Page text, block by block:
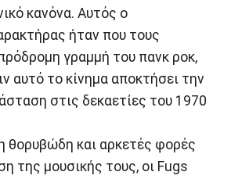
κανόνα. Αυτός ο
ήταν που τους
γραμμή του πανκ ροκ,
αυτό το κίνημα αποκτήσει την
στις δεκαετίες του 1970
θορυβώδη και αρκετές φορές
της μουσικής τους, οι Fugs